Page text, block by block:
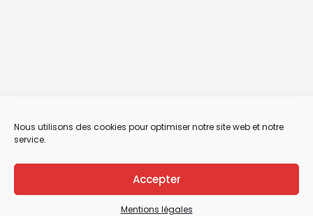
Nous utilisons des cookies pour optimiser notre site web et notre
service.
Accepter
Mentions légales